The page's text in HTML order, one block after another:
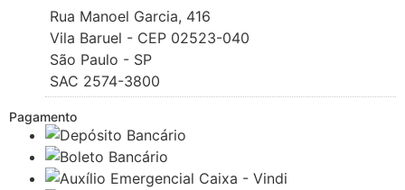
Rua Manoel Garcia, 416
Vila Baruel - CEP 02523-040
São Paulo - SP
SAC 2574-3800
Pagamento